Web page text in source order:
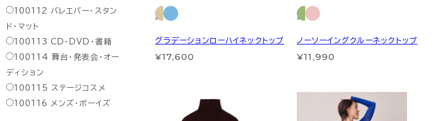
100112
バレエバー・スタン
ド・マット
100113 CD・DVD・書籍
100114 舞台・発表会・オー
ディション
100115
ステージコスメ
100116
メンズ・ボーイズ
グラデーションローハイネックトップ
¥17,600
ノーソーイングクルーネックトップ
¥11,990